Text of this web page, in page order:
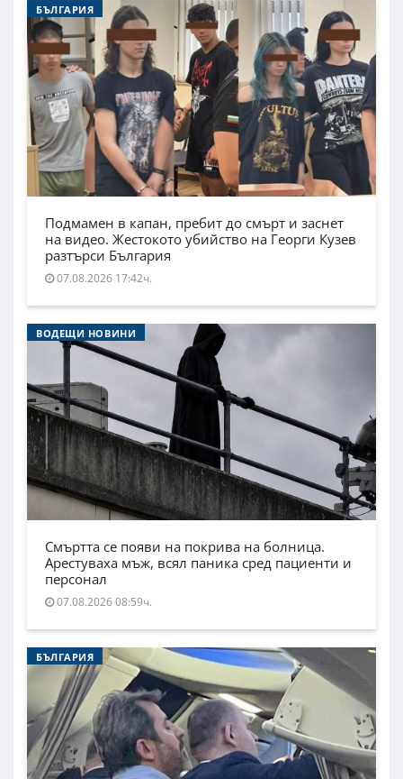
БЪЛГАРИЯ
Подмамен в капан, пребит до смърт и заснет
на видео. Жестокото убийство на Георги Кузев
разтърси България
07.08.2026 17:42ч.
ВОДЕЩИ НОВИНИ
Смъртта се появи на покрива на болница.
Арестуваха мъж, всял паника сред пациенти и
персонал
07.08.2026 08:59ч.
БЪЛГАРИЯ